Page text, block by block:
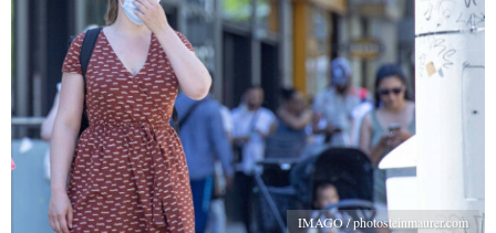
IMAGO / photosteinmaurer.com